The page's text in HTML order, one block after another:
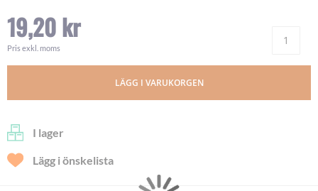
19,20 kr
Pris exkl. moms
LÄGG I VARUKORGEN
I lager
Lägg i önskelista
the
images
gallery